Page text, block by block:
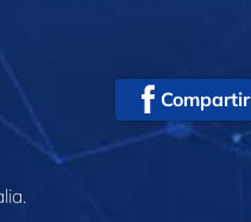
Compartir